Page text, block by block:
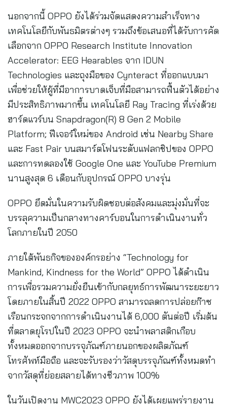
นอกจากนี้ OPPO ยังได้ร่วมจัดแสดงความสำเร็จทาง
เทคโนโลยีกับพันธมิตรต่างๆ รวมถึงข้อเสนอที่ได้รับการคัด
เลือกจาก OPPO Research Institute Innovation
Accelerator: EEG Hearables จาก IDUN
Technologies และถุงมือของ Cynteract ที่ออกแบบมา
เพื่อช่วยให้ผู้ที่มีอาการบาดเจ็บที่มือสามารถฟื้นตัวได้อย่าง
มีประสิทธิภาพมากขึ้น เทคโนโลยี Ray Tracing ที่เร่งด้วย
ฮาร์ดแวร์บน Snapdragon(R) 8 Gen 2 Mobile
Platform; ฟีเจอร์ใหม่ของ Android เช่น Nearby Share
และ Fast Pair บนสมาร์ตโฟนระดับแฟลกชิปของ OPPO
และการทดลองใช้ Google One และ YouTube Premium
นานสูงสุด 6 เดือนกับอุปกรณ์ OPPO บางรุ่น
OPPO ยึดมั่นในความรับผิดชอบต่อสังคมและมุ่งมั่นที่จะ
บรรลุความเป็นกลางทางคาร์บอนในการดำเนินงานทั่ว
โลกภายในปี 2050
ภายใต้พันธกิจขององค์กรอย่าง “Technology for
Mankind, Kindness for the World” OPPO ได้ดำเนิน
การเพื่อรวมความยั่งยืนเข้ากับกลยุทธ์การพัฒนาระยะยาว
โดยภายในสิ้นปี 2022 OPPO สามารถลดการปล่อยก๊าซ
เรือนกระจกจากการดำเนินงานได้ 6,000 ตันต่อปี เริ่มต้น
ที่ตลาดยุโรปในปี 2023 OPPO จะนำพลาสติกเกือบ
ทั้งหมดออกจากบรรจุภัณฑ์ภายนอกของผลิตภัณฑ์
โทรศัพท์มือถือ และจะรับรองว่าวัสดุบรรจุภัณฑ์ทั้งหมดทำ
จากวัสดุที่ย่อยสลายได้ทางชีวภาพ 100%
ในวันเปิดงาน MWC2023 OPPO ยังได้เผยแพร่รายงาน